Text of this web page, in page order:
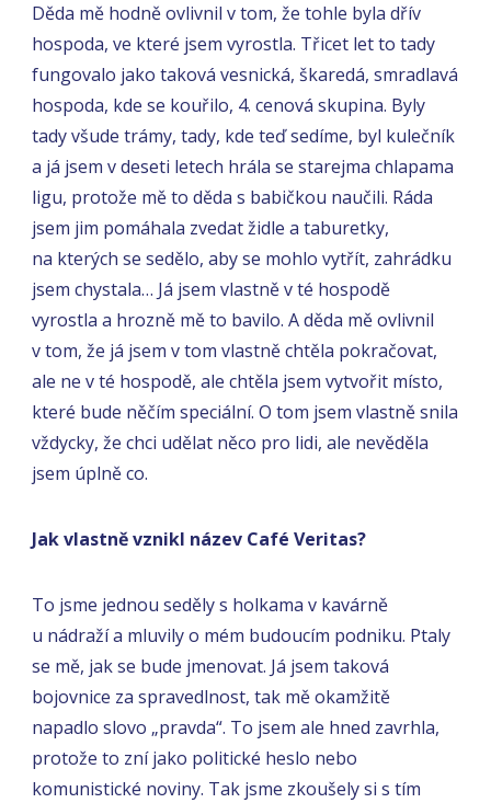
Děda mě hodně ovlivnil v tom, že tohle byla dřív
hospoda, ve které jsem vyrostla. Třicet let to tady
fungovalo jako taková vesnická, škaredá, smradlavá
hospoda, kde se kouřilo, 4. cenová skupina. Byly
tady všude trámy, tady, kde teď sedíme, byl kulečník
a já jsem v deseti letech hrála se starejma chlapama
ligu, protože mě to děda s babičkou naučili. Ráda
jsem jim pomáhala zvedat židle a taburetky,
na kterých se sedělo, aby se mohlo vytřít, zahrádku
jsem chystala… Já jsem vlastně v té hospodě
vyrostla a hrozně mě to bavilo. A děda mě ovlivnil
v tom, že já jsem v tom vlastně chtěla pokračovat,
ale ne v té hospodě, ale chtěla jsem vytvořit místo,
které bude něčím speciální. O tom jsem vlastně snila
vždycky, že chci udělat něco pro lidi, ale nevěděla
jsem úplně co.
Jak vlastně vznikl název Café Veritas?
To jsme jednou seděly s holkama v kavárně
u nádraží a mluvily o mém budoucím podniku. Ptaly
se mě, jak se bude jmenovat. Já jsem taková
bojovnice za spravedlnost, tak mě okamžitě
napadlo slovo „pravda“. To jsem ale hned zavrhla,
protože to zní jako politické heslo nebo
komunistické noviny. Tak jsme zkoušely si s tím